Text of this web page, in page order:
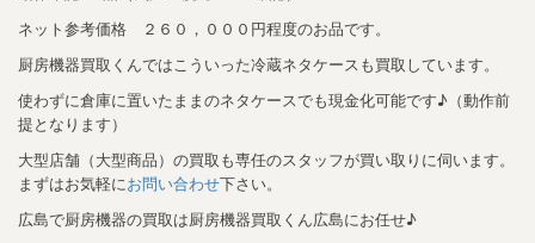
ネット参考価格 ２６０，０００円程度のお品です。
厨房機器買取くんではこういった冷蔵ネタケースも買取しています。
使わずに倉庫に置いたままのネタケースでも現金化可能です♪（動作前
提となります）
大型店舗（大型商品）の買取も専任のスタッフが買い取りに伺います。
まずはお気軽にお問い合わせ下さい。
広島で厨房機器の買取は厨房機器買取くん広島にお任せ♪